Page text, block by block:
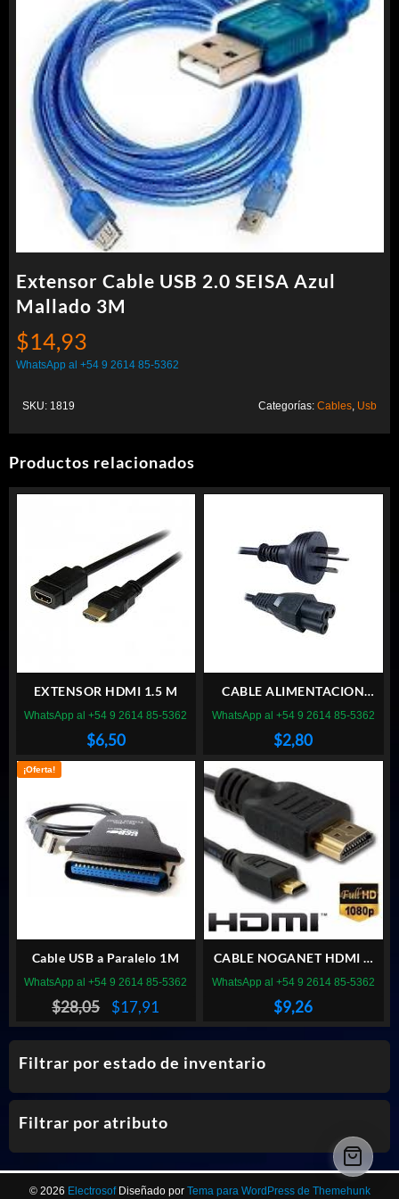
Filtrar por estado de inventario
Filtrar por atributo
Extensor Cable USB 2.0 SEISA Azul
Mallado 3M
$14,93
WhatsApp al +54 9 2614 85-5362
SKU: 1819 Categorías: Cables Usb
Productos relacionados
EXTENSOR HDMI 1.5 M
$6,50
WhatsApp al +54 9 2614 85-5362
CABLE ALIMENTACION
PARA CARGADOR
TREBOL/MICKEY
$2,80
WhatsApp al +54 9 2614 85-5362
¡Oferta!
Cable USB a Paralelo 1M
$28,05
El
precio
original
era:
$17,91
precio
actual
es:
WhatsApp al +54 9 2614 85-5362
CABLE NOGANET HDMI A
MINIHDMI 2M
$9,26
WhatsApp al +54 9 2614 85-5362
© 2026 Electrosof Diseñado por Tema para WordPress de Themehunk